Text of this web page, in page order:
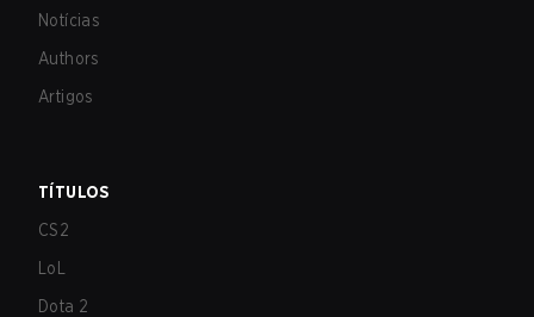
Notícias
Authors
Artigos
TÍTULOS
CS2
LoL
Dota 2